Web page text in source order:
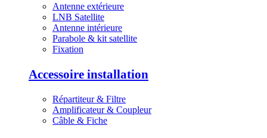
Antenne extérieure
LNB Satellite
Antenne intérieure
Parabole & kit satellite
Fixation
Accessoire installation
Répartiteur & Filtre
Amplificateur & Coupleur
Câble & Fiche